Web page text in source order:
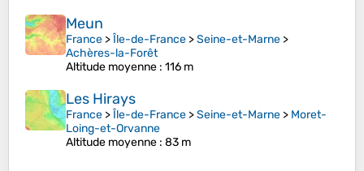
Meun
France >Île-de-France >Seine-et-Marne >
Achères-la-Forêt
Altitude moyenne : 116 m
Les Hirays
France >Île-de-France >Seine-et-Marne > Moret-
Loing-et-Orvanne
Altitude moyenne : 83 m